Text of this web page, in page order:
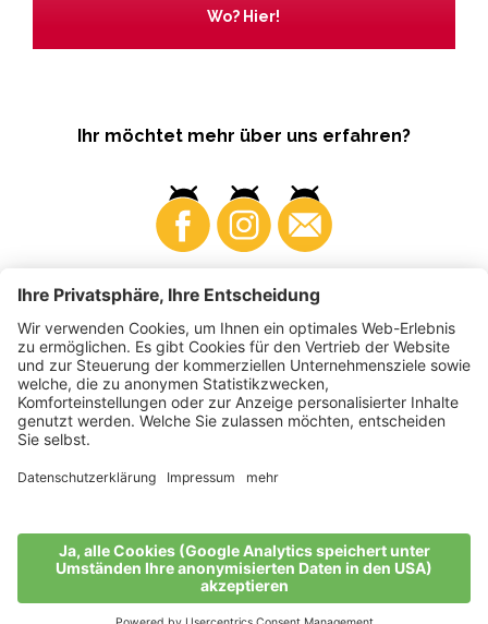
Wo? Hier!
Ihr möchtet mehr über uns erfahren?
Business Produzenten
2026
VI.P Gen. landw. Gesellschaft
Impressum • Cookie-Einstellungen Datenschutz
Barrierefreiheitserklärung•Sitemap
produced by